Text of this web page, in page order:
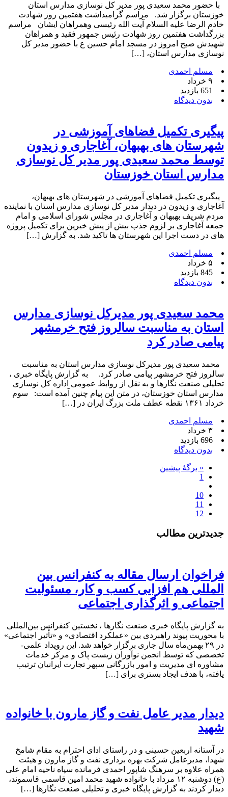
با حضور محمد سعیدی پور مدیر کل نوسازی مدارس استان
خوزستان برگزار شد. مراسم گرامیداشت هفتمین روز شهادت
خادم الرضا علیه السلام آیت الله رئیسی وهمراهان ایشان مراسم
بزرگداشت هفتمین روز شهادت رئیس جمهور فقید و همراهان
شهیدش صبح امروز در مسجد امام حسین ع با حضور مدیر کل
نوسازی مدارس استان، […]
مسلم احمدی
۹ خرداد
651 بازدید
بدون دیدگاه
پیگیری تکمیل فضاهای آموزشی در
شهرستان های بهبهان، آغاجاری و زیدون
توسط محمد سعیدی پور مدیر کل نوسازی
مدارس استان خوزستان
پیگیری تکمیل فضاهای آموزشی در شهرستان های بهبهان،
آغاجاری و زیدون در دیدار مدیر کل نوسازی مدارس استان با نماینده
مردم شریف بهبهان و آغاجاری در مجلس شورای اسلامی و امام
جمعه آغاجاری بر لزوم جذب بیش از پیش خیرین برای تکمیل پروژه
های در دست اجرا این شهرستان ها تاکید شد. به گزارش […]
مسلم احمدی
۵ خرداد
845 بازدید
بدون دیدگاه
محمد سعیدی پور مدیرکل نوسازی مدارس
استان به مناسبت سالروز فتح خرمشهر
پیامی صادر کرد
محمد سعیدی پور مدیرکل نوسازی مدارس استان به مناسبت
سالروز فتح خرمشهر پیامی صادر کرد. به گزارش پایگاه خبری ،
تحلیلی صنعت نگارها و به نقل از روابط عمومی اداره کل نوسازی
مدارس استان خوزستان، در متن این پیام چنین آمده است: سوم
خرداد ۱۳۶۱ نقطه عطف ملت بزرگ ایران در […]
مسلم احمدی
۳ خرداد
696 بازدید
بدون دیدگاه
« برگه‌ٔ پیشین
1
10
11
12
جدیدترین مطالب
فراخوان ارسال مقاله به کنفرانس بین
المللی هم افزایی کسب و کار، مسئولیت
اجتماعی و اثرگذاری اجتماعی
به گزارش پایگاه خبری صنعت نگارها ، نخستین کنفرانس بین‌المللی
با محوریت پیوند راهبردی بین «عملکرد اقتصادی» و «تأثیر اجتماعی»
در ۲۹ بهمن‌ماه سال جاری برگزار خواهد شد. این رویداد علمی-
تخصصی که توسط انجمن نوآوران زیست پاک و مرکز خدمات
مشاوره ای مدیریت و امور بازرگانی سپهر تجارت ایرانیان ترتیب
یافته، با هدف ایجاد بستری برای […]
دیدار مدیر عامل نفت و گاز مارون با خانواده
شهید
در آستانه اربعین حسینی و در راستای ادای احترام به مقام شامخ
شهدا، مدیرعامل شرکت بهره برداری نفت و گاز مارون و هیئت
همراه علاوه بر سرهنگ شاپور احمدی فرمانده سپاه ناحیه امام علی
(ع) دوشنبه ۱۲ مرداد با خانواده شهید محمد امین قاسمی قاسموند،
دیدار کردند به گزارش پایگاه خبری و تحلیلی صنعت نگارها […]